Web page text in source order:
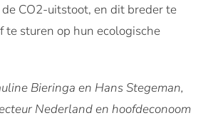
CO2-uitstoot, en dit breder te
te sturen op hun ecologische
Bieringa en Hans Stegeman,
Nederland en hoofdeconoom